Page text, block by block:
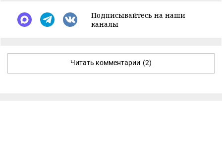
Подписывайтесь на наши
каналы
Читать комментарии (2)